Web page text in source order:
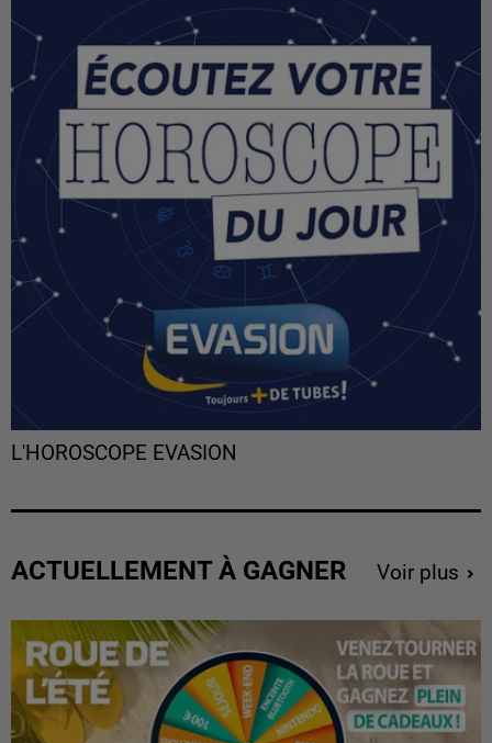
L'HOROSCOPE EVASION
ACTUELLEMENT À GAGNER Voir plus